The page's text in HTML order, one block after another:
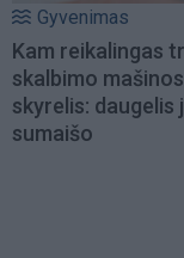
Gyvenimas
Kam reikalingas
skalbimo mašinos
skyrelis: daugelis
sumaišo